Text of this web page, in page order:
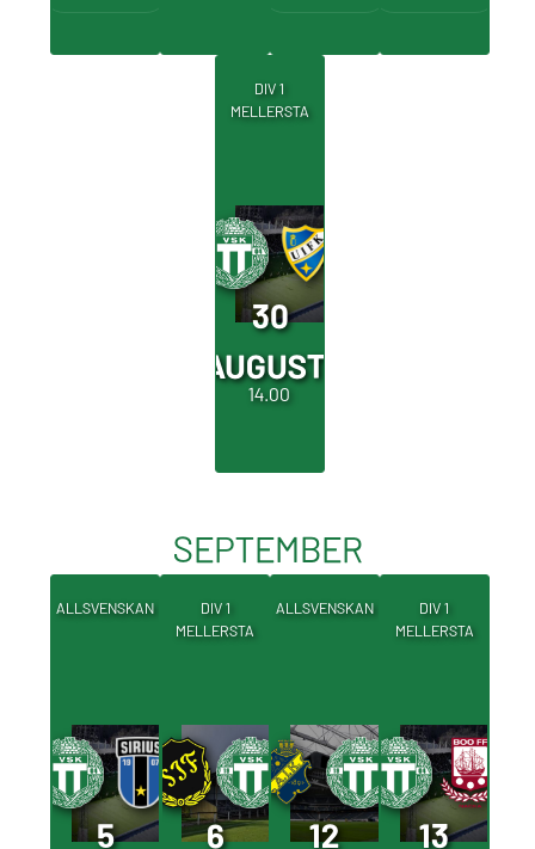
DIV 1
MELLERSTA
30
AUGUSTI
14.00
SEPTEMBER
ALLSVENSKAN
5
DIV 1
MELLERSTA
6
ALLSVENSKAN
12
DIV 1
MELLERSTA
13